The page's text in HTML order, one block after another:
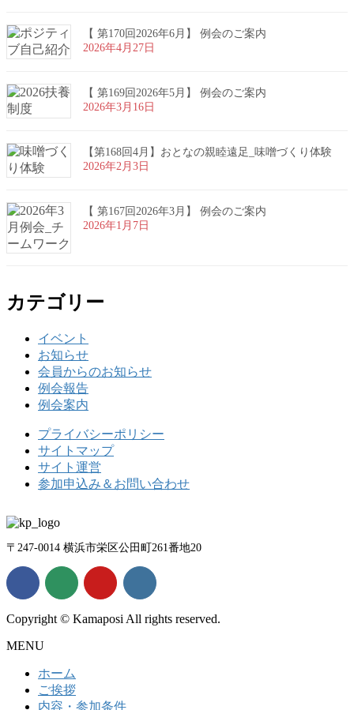
【 第170回2026年6月】 例会のご案内
2026年4月27日
【 第169回2026年5月】 例会のご案内
2026年3月16日
【第168回4月】おとなの親睦遠足_味噌づくり体験
2026年2月3日
【 第167回2026年3月】 例会のご案内
2026年1月7日
カテゴリー
イベント
お知らせ
会員からのお知らせ
例会報告
例会案内
プライバシーポリシー
サイトマップ
サイト運営
参加申込み＆お問い合わせ
〒247-0014 横浜市栄区公田町261番地20
Copyright © Kamaposi All rights reserved.
MENU
ホーム
ご挨拶
内容・参加条件